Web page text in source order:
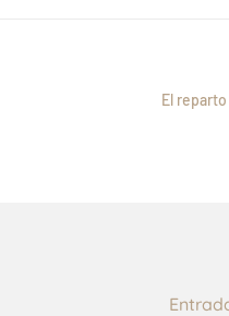
El